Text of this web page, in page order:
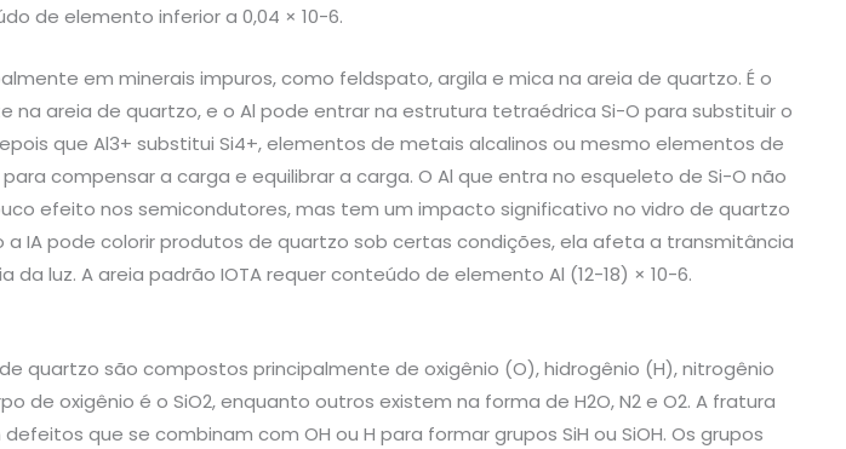
de elemento inferior a 0,04 × 10-6.
em minerais impuros, como feldspato, argila e mica na areia de quartzo. É o
na areia de quartzo, e o Al pode entrar na estrutura tetraédrica Si-O para substituir o
que Al3+ substitui Si4+, elementos de metais alcalinos ou mesmo elementos de
compensar a carga e equilibrar a carga. O Al que entra no esqueleto de Si-O não
efeito nos semicondutores, mas tem um impacto significativo no vidro de quartzo
IA pode colorir produtos de quartzo sob certas condições, ela afeta a transmitância
luz. A areia padrão IOTA requer conteúdo de elemento Al (12-18) × 10-6.
quartzo são compostos principalmente de oxigênio (O), hidrogênio (H), nitrogênio
de oxigênio é o SiO2, enquanto outros existem na forma de H2O, N2 e O2. A fratura
que se combinam com OH ou H para formar grupos SiH ou SiOH. Os grupos